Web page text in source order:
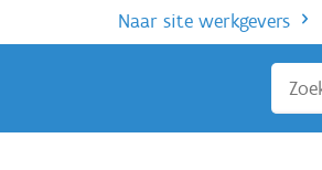
Naar site werkgevers
Sluiten